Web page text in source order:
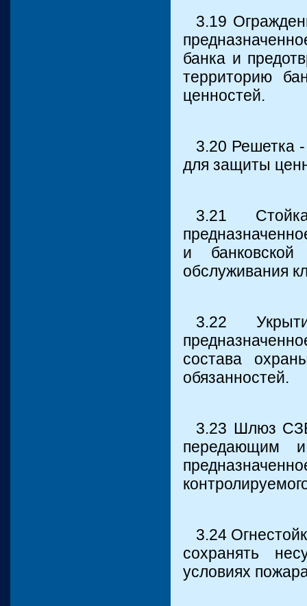
3.19
банка и
территорию
ценностей.
3.20 Решетка
для защиты
3.21
и
обслуживания
3.22
состава
обязанностей.
3.23 Шлюз
передающим
3.24
сохранять
условиях